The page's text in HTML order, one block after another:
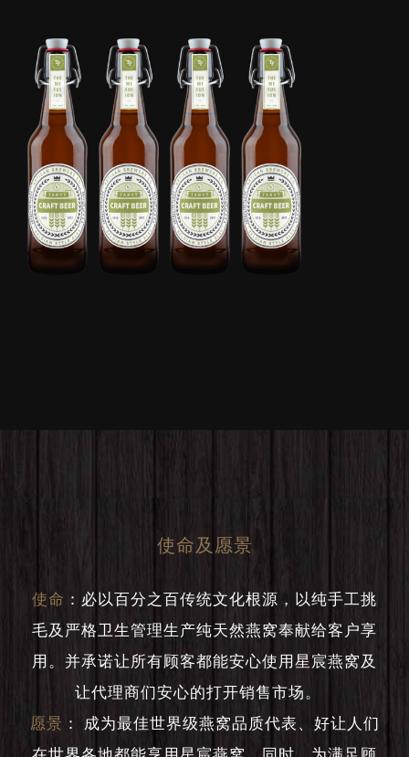
使命及愿景
使命 ： 必以百分之百传统文化根源，以纯手工挑
毛及严格卫生管理生产纯天然燕窝奉献给客户享
用。并承诺让所有顾客都能安心使用星宸燕窝及
让代理商们安心的打开销售市场。
愿景 ：
成为最佳世界级燕窝品质代表、好让人们